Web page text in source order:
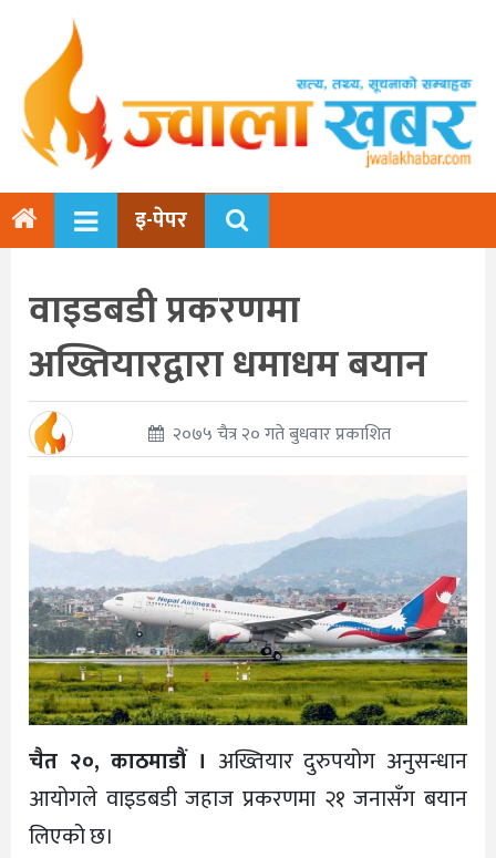
इ-पेपर
वाइडबडी प्रकरणमा
अख्तियारद्वारा धमाधम बयान
२०७५ चैत्र २० गते बुधवार प्रकाशित
चैत २०, काठमाडौं । अख्तियार दुरुपयोग अनुसन्धान
आयोगले वाइडबडी जहाज प्रकरणमा २१ जनासँग बयान
लिएको छ।